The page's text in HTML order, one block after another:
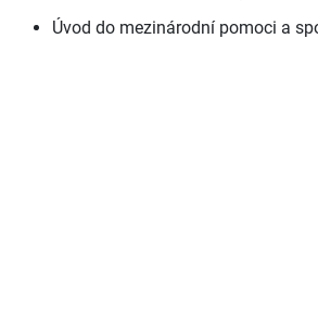
Úvod do mezinárodní pomoci a